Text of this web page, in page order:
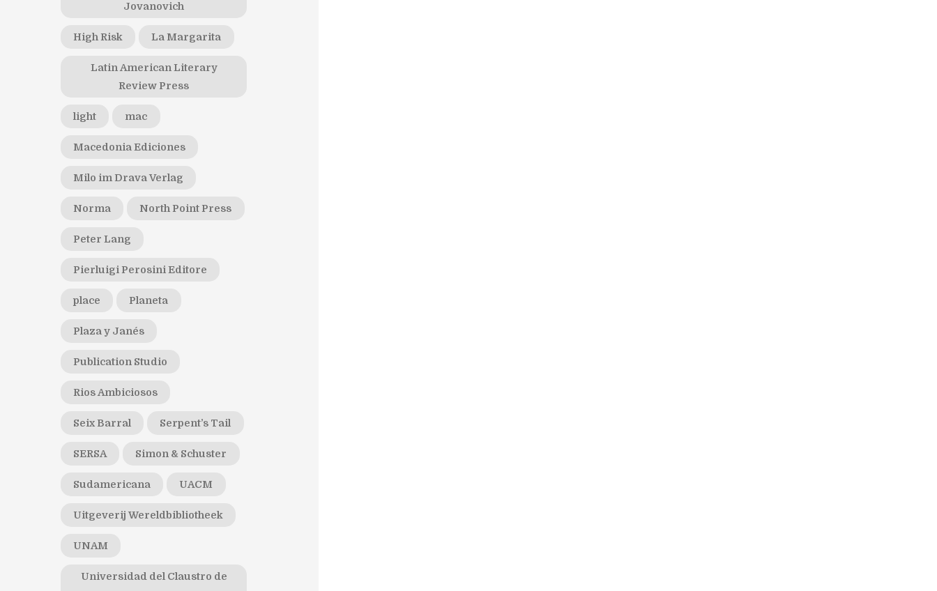
Jovanovich
High Risk La Margarita
Latin American Literary
Review Press
light mac
Macedonia Ediciones
Milo im Drava Verlag
Norma North Point Press
Peter Lang
Pierluigi Perosini Editore
place Planeta
Plaza y Janés
Publication Studio
Rios Ambiciosos
Seix Barral Serpent’s Tail
SERSA Simon & Schuster
Sudamericana UACM
Uitgeverij Wereldbibliotheek
UNAM
Universidad del Claustro de